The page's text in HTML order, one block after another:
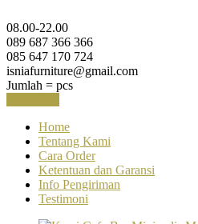
08.00-22.00
089 687 366 366
085 647 170 724
isniafurniture@gmail.com
Jumlah = pcs
Home
Tentang Kami
Cara Order
Ketentuan dan Garansi
Info Pengiriman
Testimoni